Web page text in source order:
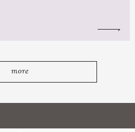
more